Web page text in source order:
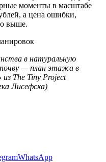
моменты в масштабе
а цена ошибки,
выше.
в натуральную
— план этажа в
из The Tiny Project
Лисефска)
WhatsApp